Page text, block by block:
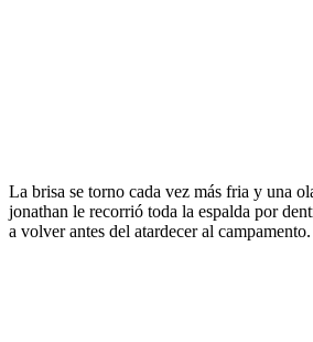
La brisa se torno cada vez más fria y una
jonathan le recorrió toda la espalda por
a volver antes del atardecer al campamento.